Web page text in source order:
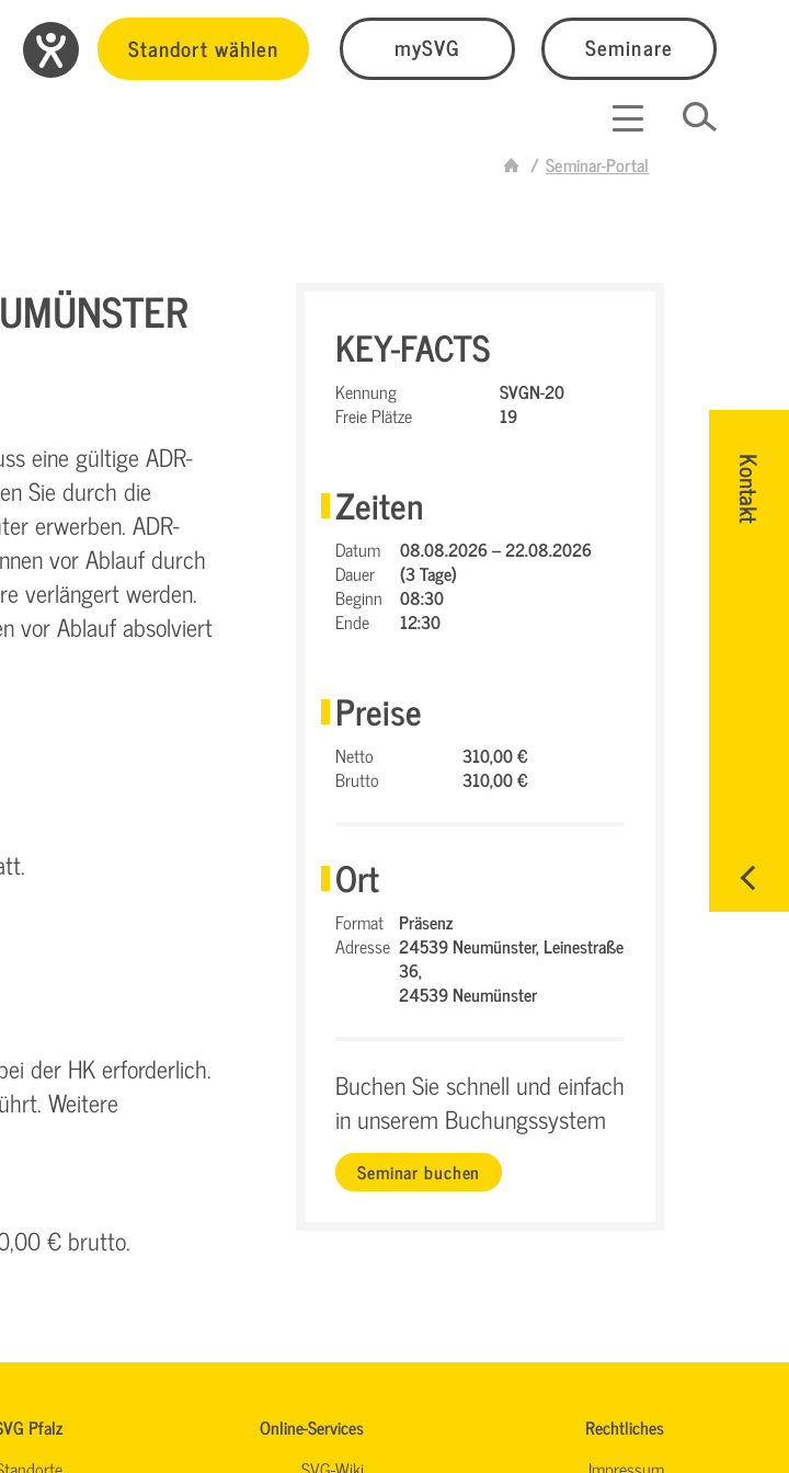
Standort wählen mySVG Seminare
Seminar-Portal
Kontakt
eine gültige ADR-
Sie durch die
erwerben. ADR-
vor Ablauf durch
verlängert werden.
vor Ablauf absolviert
der HK erforderlich.
Weitere
€ brutto.
KEY-FACTS
Kennung
SVGN-20
Freie Plätze
19
Zeiten
Datum
08.08.2026 – 22.08.2026
Dauer
(3 Tage)
Beginn
08:30
Ende
12:30
Preise
Netto
310,00 €
Brutto
310,00 €
Ort
Format Präsenz
Adresse 24539 Neumünster,Leinestraße
36,
24539 Neumünster
Buchen Sie schnell und einfach
in unserem Buchungssystem
Seminar buchen
Pfalz
Online-Services
Rechtliches